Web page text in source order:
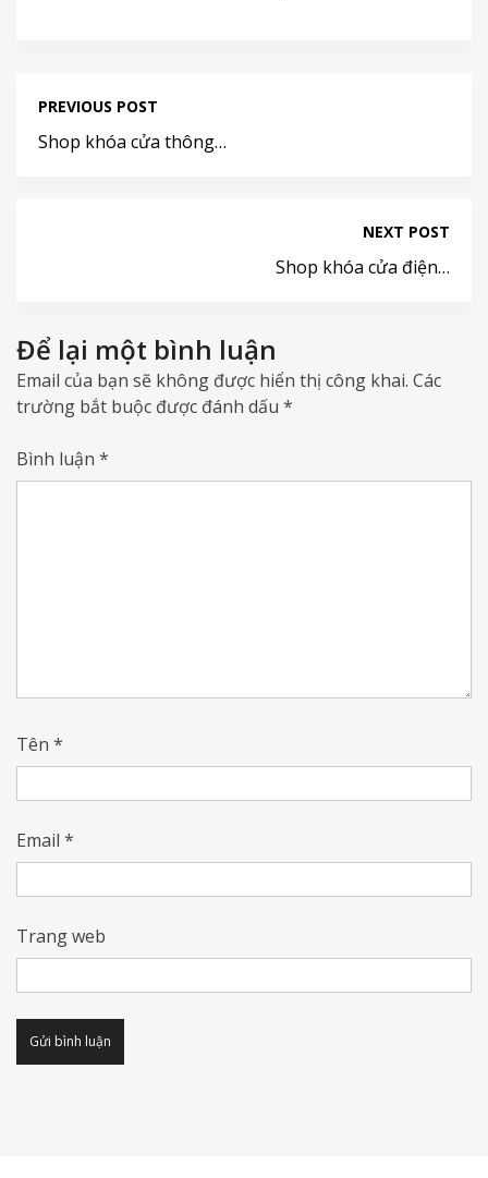
PREVIOUS POST
Shop khóa cửa thông…
NEXT POST
Shop khóa cửa điện…
Để lại một bình luận
Email của bạn sẽ không được hiển thị công khai. Các
trường bắt buộc được đánh dấu *
Bình luận *
Tên *
Email *
Trang web